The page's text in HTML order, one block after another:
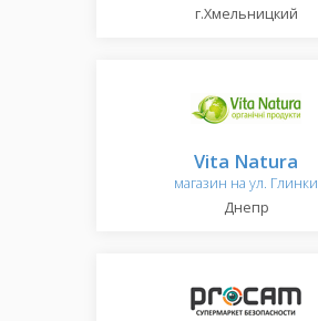
г.Хмельницкий
Vita Natura
магазин на ул. Глинки
Днепр